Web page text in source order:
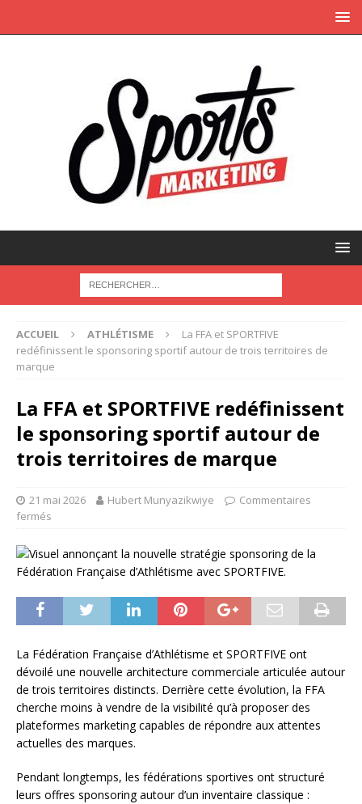
ACCUEIL ATHLÉTISME
La FFA et SPORTFIVE
redéfinissent le sponsoring sportif autour de trois territoires de
marque
La FFA et SPORTFIVE redéfinissent
le sponsoring sportif autour de
trois territoires de marque
21 mai 2026 Hubert Munyazikwiye
Commentaires
fermés
La Fédération Française d’Athlétisme et SPORTFIVE ont
dévoilé une nouvelle architecture commerciale articulée autour
de trois territoires distincts. Derrière cette évolution, la FFA
cherche moins à vendre de la visibilité qu’à proposer des
plateformes marketing capables de répondre aux attentes
actuelles des marques.
Pendant longtemps, les fédérations sportives ont structuré
leurs offres sponsoring autour d’un inventaire classique :